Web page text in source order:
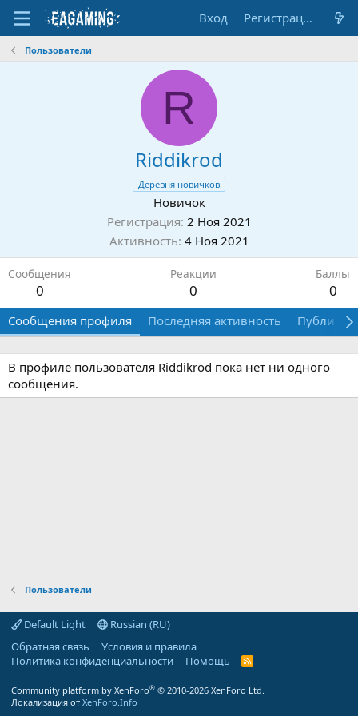
Вход Регистрация
Пользователи
R
Riddikrod
Деревня новичков
Новичок
Регистрация 2 Ноя 2021
Активность 4 Ноя 2021
Сообщения
0
Реакции
0
Баллы
0
Сообщения профиля Последняя активность
В профиле пользователя Riddikrod пока нет ни одного
сообщения.
Пользователи
Default Light
Russian (RU)
Обратная связь
Условия и правила
Политика конфиденциальности
Помощь
R
Community platform by XenForo® © 2010-2026 XenForo Ltd.
Локализация от XenForo.Info